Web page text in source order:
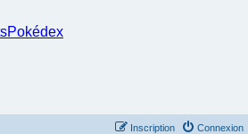
Connexion
Inscription